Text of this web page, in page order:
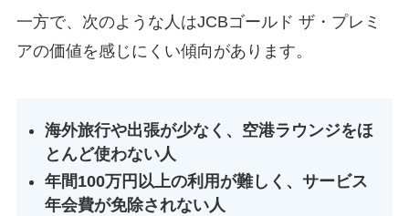
一方で、次のような人はJCBゴールド ザ・プレミ
アの価値を感じにくい傾向があります。
海外旅行や出張が少なく、空港ラウンジをほ
とんど使わない人
年間100万円以上の利用が難しく、サービス
年会費が免除されない人